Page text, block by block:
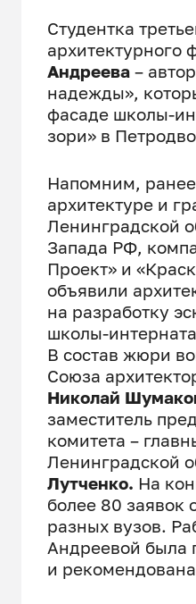
Студентка
архитектурного
Андреева –
надежды»,
фасаде школы-
зори» в
Напомним,
архитектуре и
Ленинградской
Запада РФ,
Проект» и
объявили
на разработку
школы-
В состав жюри
Союза
Николай
заместитель
комитета –
Ленинградской
Лутченко. На
более 80 заявок
разных вузов.
Андреевой была
и